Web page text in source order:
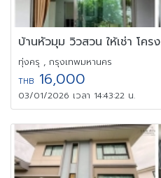
ทุ่งครุ , กรุงเทพมหานคร
THB 16,000
03/01/2026 เวลา 14:43:22 น.